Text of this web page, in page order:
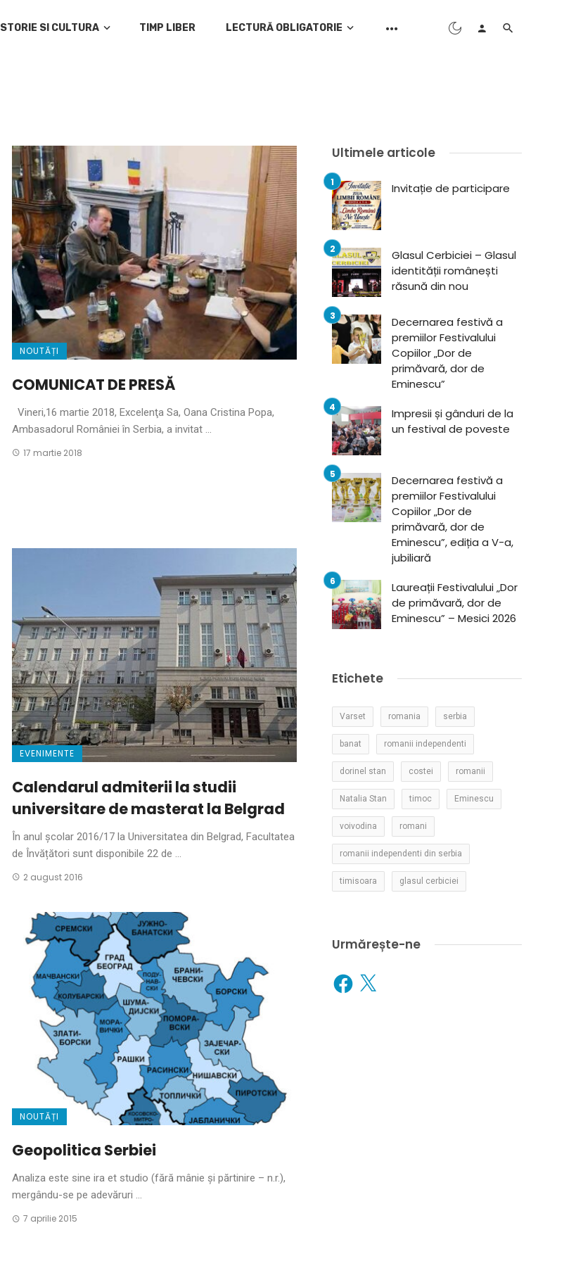
ISTORIE SI CULTURA TIMP LIBER LECTURĂ OBLIGATORIE
NOUTĂȚI
COMUNICAT DE PRESĂ
Vineri,16 martie 2018, Excelenţa Sa, Oana Cristina Popa,
Ambasadorul României în Serbia, a invitat ...
17 martie 2018
EVENIMENTE
Calendarul admiterii la studii
universitare de masterat la Belgrad
În anul școlar 2016/17 la Universitatea din Belgrad, Facultatea
de Învățători sunt disponibile 22 de ...
2 august 2016
NOUTĂȚI
Geopolitica Serbiei
Analiza este sine ira et studio (fără mânie şi părtinire – n.r.),
mergându-se pe adevăruri ...
7 aprilie 2015
Ultimele articole
Invitație de participare
Glasul Cerbiciei – Glasul
identității românești
răsună din nou
Decernarea festivă a
premiilor Festivalului
Copiilor „Dor de
primăvară, dor de
Eminescu”
Impresii și gânduri de la
un festival de poveste
Decernarea festivă a
premiilor Festivalului
Copiilor „Dor de
primăvară, dor de
Eminescu”, ediția a V-a,
jubiliară
Laureații Festivalului „Dor
de primăvară, dor de
Eminescu” – Mesici 2026
Etichete
Varset romania serbia
banat romanii independenti
dorinel stan costei romanii
Natalia Stan timoc Eminescu
voivodina romani
romanii independenti din serbia
timisoara glasul cerbiciei
Urmărește-ne
Facebook
X